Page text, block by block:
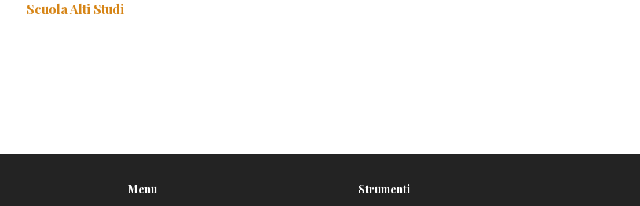
Scuola Alti Studi
Menu
Strumenti